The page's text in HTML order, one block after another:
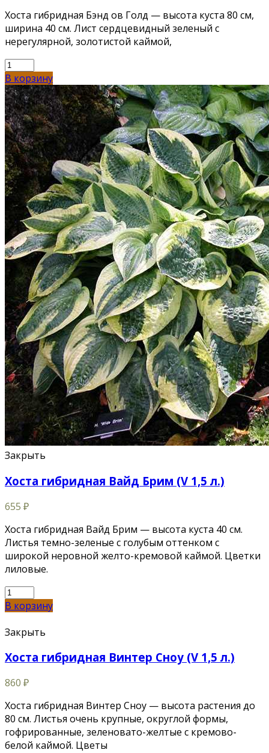
Хоста гибридная Бэнд ов Голд — высота куста 80 см,
ширина 40 см. Лист сердцевидный зеленый с
нерегулярной, золотистой каймой,
В корзину
Закрыть
Хоста гибридная Вайд Брим (V 1,5 л.)
655 ₽
Хоста гибридная Вайд Брим — высота куста 40 см.
Листья темно-зеленые с голубым оттенком с
широкой неровной желто-кремовой каймой. Цветки
лиловые.
В корзину
Закрыть
Хоста гибридная Винтер Сноу (V 1,5 л.)
860 ₽
Хоста гибридная Винтер Сноу — высота растения до
80 см. Листья очень крупные, округлой формы,
гофрированные, зеленовато-желтые с кремово-
белой каймой. Цветы